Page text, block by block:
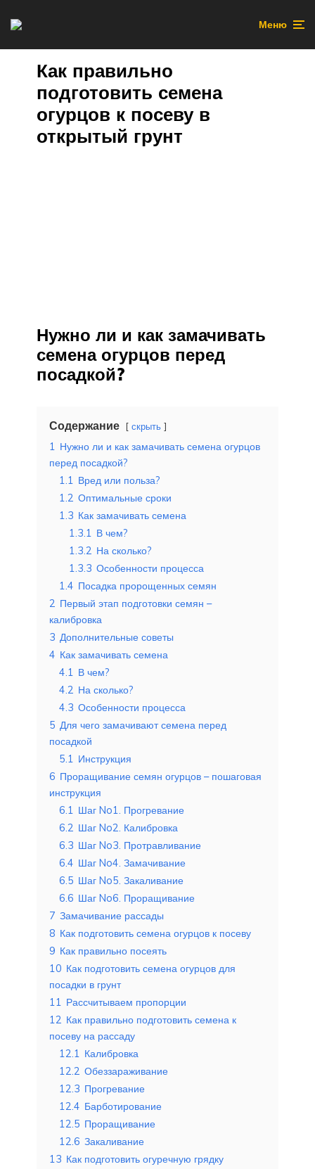
Меню
Как правильно
подготовить семена
огурцов к посеву в
открытый грунт
Нужно ли и как замачивать
семена огурцов перед
посадкой?
Содержание скрыть
1 Нужно ли и как замачивать семена огурцов
перед посадкой?
1.1 Вред или польза?
1.2 Оптимальные сроки
1.3 Как замачивать семена
1.3.1 В чем?
1.3.2 На сколько?
1.3.3 Особенности процесса
1.4 Посадка пророщенных семян
2 Первый этап подготовки семян –
калибровка
3 Дополнительные советы
4 Как замачивать семена
4.1 В чем?
4.2 На сколько?
4.3 Особенности процесса
5 Для чего замачивают семена перед
посадкой
5.1 Инструкция
6 Проращивание семян огурцов – пошаговая
инструкция
6.1 Шаг No1. Прогревание
6.2 Шаг No2. Калибровка
6.3 Шаг No3. Протравливание
6.4 Шаг No4. Замачивание
6.5 Шаг No5. Закаливание
6.6 Шаг No6. Проращивание
7 Замачивание рассады
8 Как подготовить семена огурцов к посеву
9 Как правильно посеять
10 Как подготовить семена огурцов для
посадки в грунт
11 Рассчитываем пропорции
12 Как правильно подготовить семена к
посеву на рассаду
12.1 Калибровка
12.2 Обеззараживание
12.3 Прогревание
12.4 Барботирование
12.5 Проращивание
12.6 Закаливание
13 Как подготовить огуречную грядку